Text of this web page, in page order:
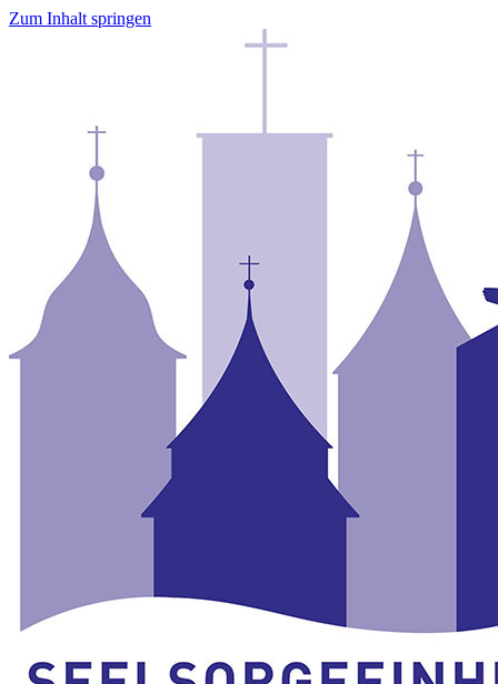
Zum Inhalt springen